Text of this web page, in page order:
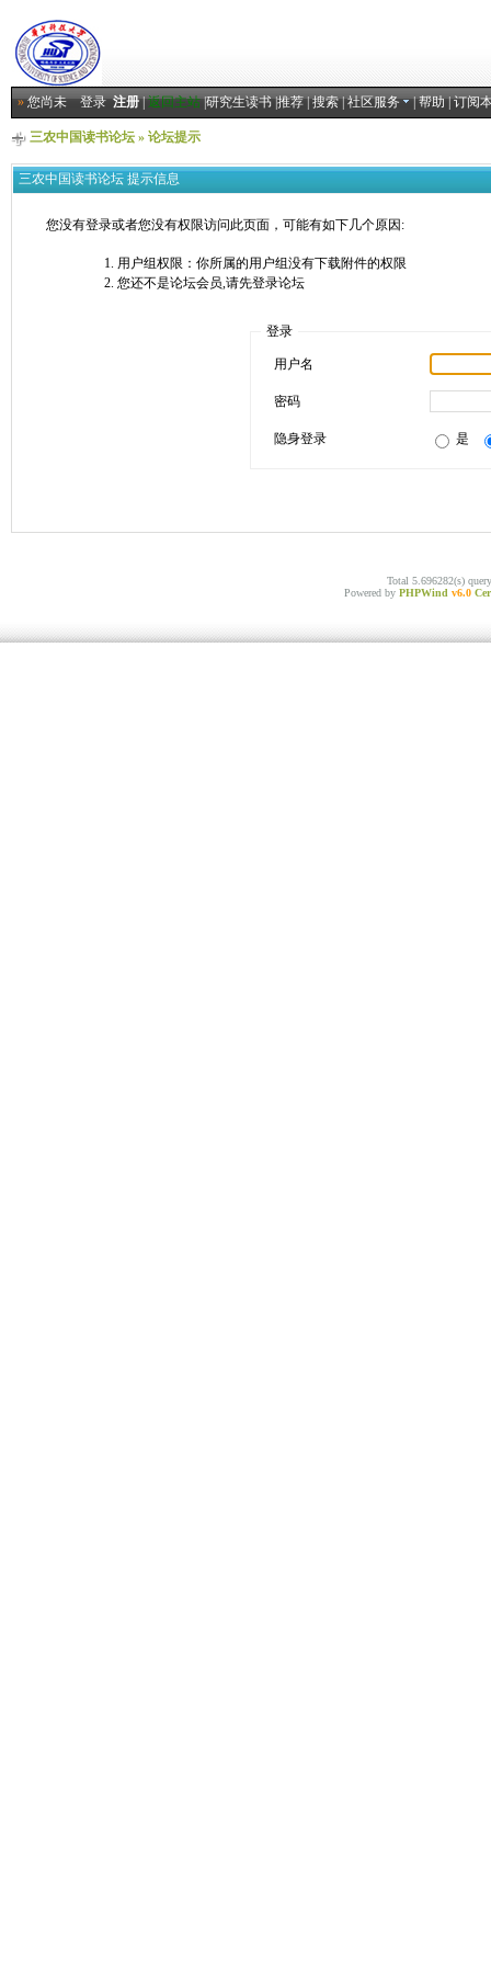
»您尚未登录 注册|返回主站|研究生读书|推荐|搜索|社区服务 |帮助|订阅
三农中国读书论坛» 论坛提示
三农中国读书论坛 提示信息
您没有登录或者您没有权限访问此页面，可能有如下几个原因:
用户组权限：你所属的用户组没有下载附件的权限
您还不是论坛会员,请先登录论坛
登录
用户名
密码
隐身登录 是
Total 5.696282(s)
Powered by PHPWind v6.0